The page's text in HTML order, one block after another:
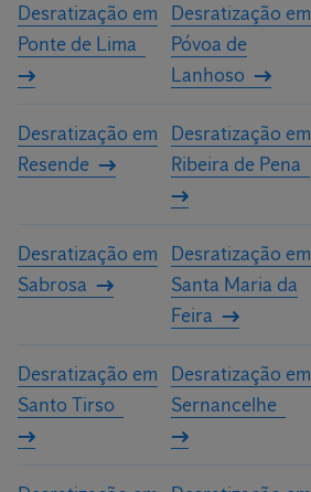
Desratização em
Ponte de Lima
Desratização em
Póvoa de
Lanhoso
Desratização em
Resende
Desratização em
Ribeira de Pena
Desratização em
Sabrosa
Desratização em
Santa Maria da
Feira
Desratização em
Santo Tirso
Desratização em
Sernancelhe